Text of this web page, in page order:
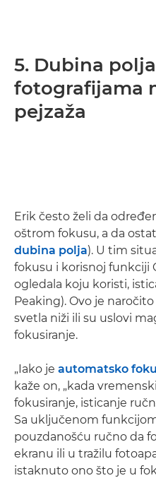
5. Dubina
fotografijama
pejzaža
Erik često želi da
oštrom fokusu, a da
dubina polja). U tim
fokusu i korisnoj funkciji
ogledala koju koristi,
Peaking). Ovo je
svetla niži ili su uslovi
fokusiranje.
„Iako je automatsko
kaže on, „kada
fokusiranje, isticanje
Sa uključenom
pouzdanošću ručno da
ekranu ili u tražilu
istaknuto ono što je u